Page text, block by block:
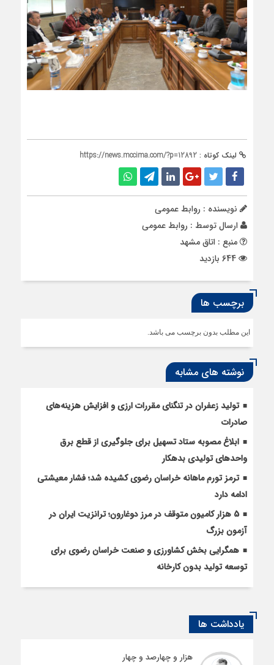
لینک کوتاه : https://news.mccima.com/?p=12892
نویسنده : روابط عمومی
ارسال توسط : روابط عمومی
منبع : اتاق مشهد
برچسب ها
این مطلب بدون برچسب می باشد.
نوشته های مشابه
تولید زعفران در تنگنای مقررات ارزی و افزایش هزینه‌های
صادرات
ابلاغ مصوبه ستاد تسهیل برای جلوگیری از قطع برق
واحدهای تولیدی بدهکار
ترمز تورم ماهانه خراسان رضوی کشیده شد؛ فشار معیشتی
ادامه دارد
5 هزار کامیون متوقف در مرز دوغارون؛ ترانزیت ایران در
آزمون بزرگ
همگرایی بخش کشاورزی و صنعت خراسان رضوی برای
توسعه تولید بدون کارخانه
یادداشت ها
هزار و چهارصد و چهار